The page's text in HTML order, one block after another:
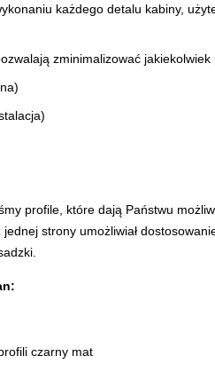
każdego detalu kabiny,
zminimalizować
profile, które dają Państwu
strony umożliwiał
czarny mat